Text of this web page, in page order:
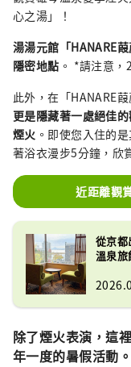
心之湯」！
湯湯元館「HANARE
隱密地點 。 *請注意
此外，在「HANARE
更是隱藏著一處絕佳
煙火 。即使您入住的
著浴衣漫步5分鐘，
近距離觀
從京都
溫泉旅
除了煙火表演，這
年一度的暑假活動。